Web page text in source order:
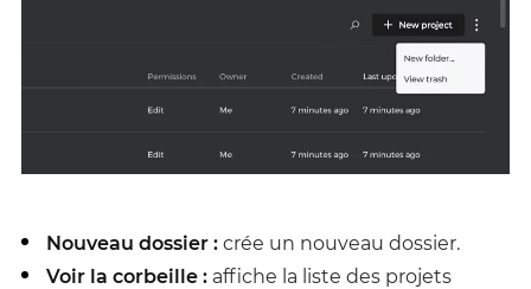
Nouveau dossier :crée un nouveau dossier.
Voir la corbeille :affiche la liste des projets